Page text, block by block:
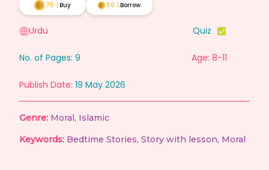
75 Buy 50 Borrow
Urdu Quiz
No. of Pages: 9 Age: 8-11
Publish Date: 19 May 2026
Genre: Moral, Islamic
Keywords: Bedtime Stories, Story with lesson, Moral